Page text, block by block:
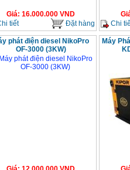
Giá: 16.000.000 VND
tiết
Đặt hàng
Chi
phát điện diesel NikoPro
OF-3000 (3KW)
Máy